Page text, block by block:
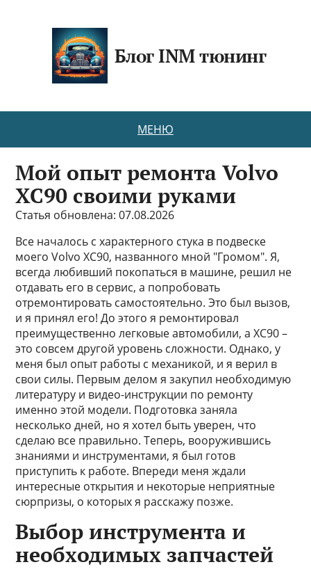
Блог INM тюнинг
МЕНЮ
Мой опыт ремонта Volvo
XC90 своими руками
Статья обновлена: 07.08.2026
Все началось с характерного стука в подвеске
моего Volvo XC90, названного мной "Громом". Я,
всегда любивший покопаться в машине, решил не
отдавать его в сервис, а попробовать
отремонтировать самостоятельно. Это был вызов,
и я принял его! До этого я ремонтировал
преимущественно легковые автомобили, а XC90 –
это совсем другой уровень сложности. Однако, у
меня был опыт работы с механикой, и я верил в
свои силы. Первым делом я закупил необходимую
литературу и видео-инструкции по ремонту
именно этой модели. Подготовка заняла
несколько дней, но я хотел быть уверен, что
сделаю все правильно. Теперь, вооружившись
знаниями и инструментами, я был готов
приступить к работе. Впереди меня ждали
интересные открытия и некоторые неприятные
сюрпризы, о которых я расскажу позже.
Выбор инструмента и
необходимых запчастей